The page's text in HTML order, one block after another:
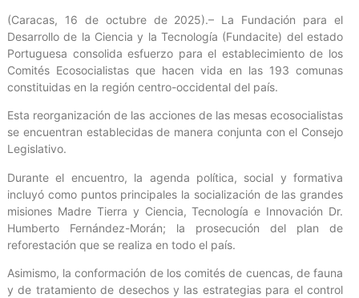
(Caracas, 16 de octubre de 2025).– La Fundación para el
Desarrollo de la Ciencia y la Tecnología (Fundacite) del estado
Portuguesa consolida esfuerzo para el establecimiento de los
Comités Ecosocialistas que hacen vida en las 193 comunas
constituidas en la región centro-occidental del país.
Esta reorganización de las acciones de las mesas ecosocialistas
se encuentran establecidas de manera conjunta con el Consejo
Legislativo.
Durante el encuentro, la agenda política, social y formativa
incluyó como puntos principales la socialización de las grandes
misiones Madre Tierra y Ciencia, Tecnología e Innovación Dr.
Humberto Fernández-Morán; la prosecución del plan de
reforestación que se realiza en todo el país.
Asimismo, la conformación de los comités de cuencas, de fauna
y de tratamiento de desechos y las estrategias para el control